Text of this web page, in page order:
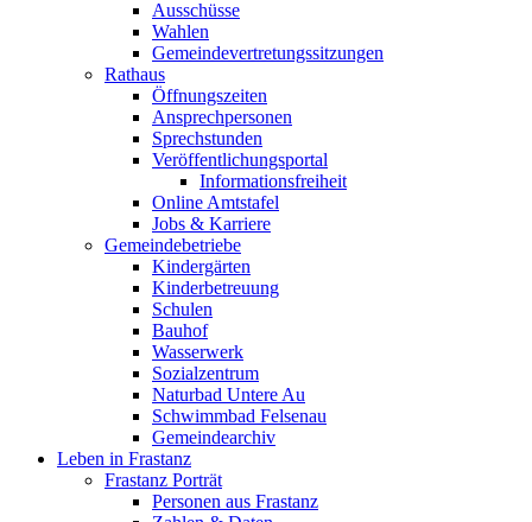
Ausschüsse
Wahlen
Gemeindevertretungssitzungen
Rathaus
Öffnungszeiten
Ansprechpersonen
Sprechstunden
Veröffentlichungsportal
Informationsfreiheit
Online Amtstafel
Jobs & Karriere
Gemeindebetriebe
Kindergärten
Kinderbetreuung
Schulen
Bauhof
Wasserwerk
Sozialzentrum
Naturbad Untere Au
Schwimmbad Felsenau
Gemeindearchiv
Leben in Frastanz
Frastanz Porträt
Personen aus Frastanz